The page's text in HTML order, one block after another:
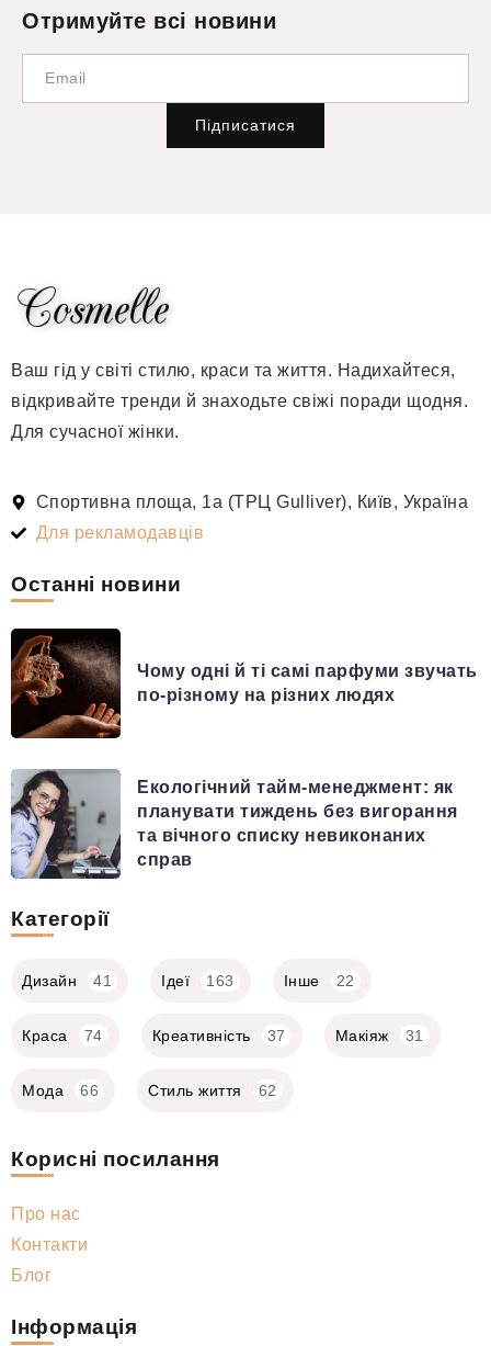
Отримуйте всі новини
Підписатися
Ваш гід у світі стилю, краси та життя. Надихайтеся,
відкривайте тренди й знаходьте свіжі поради щодня.
Для сучасної жінки.
Спортивна площа, 1а (ТРЦ Gulliver), Київ, Україна
Для рекламодавців
Останні новини
Чому одні й ті самі парфуми звучать
по-різному на різних людях
Екологічний тайм-менеджмент: як
планувати тиждень без вигорання
та вічного списку невиконаних
справ
Категорії
Дизайн 41 Ідеї 163 Інше 22
Краса 74 Креативність 37 Макіяж 31
Мода 66 Стиль життя 62
Корисні посилання
Про нас
Контакти
Блог
Інформація